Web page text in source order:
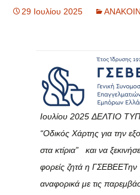
29 Ιουλίου 2025
Ιουλίου 2025ΔΕΛΤΙΟ
“Οδικός Χάρτης για την
στα κτίρια” και να
φορείς ζητά η ΓΣΕΒΕΕΤην
αναφορικά με τις